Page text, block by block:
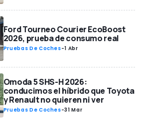
Ford Tourneo Courier EcoBoost
2026, prueba de consumo real
Pruebas De Coches-1 Abr
Omoda 5 SHS-H 2026:
conducimos el híbrido que Toyota
y Renault no quieren ni ver
Pruebas De Coches-31 Mar